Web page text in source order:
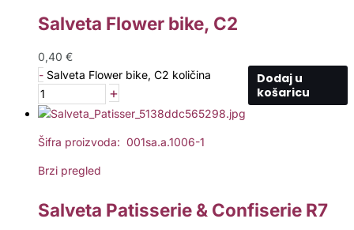
Salveta Flower bike, C2
0,40 €
- Salveta Flower bike, C2 količina
+
Dodaj u
košaricu
Šifra proizvoda: 001sa.a.1006-1
Brzi pregled
Salveta Patisserie & Confiserie R7